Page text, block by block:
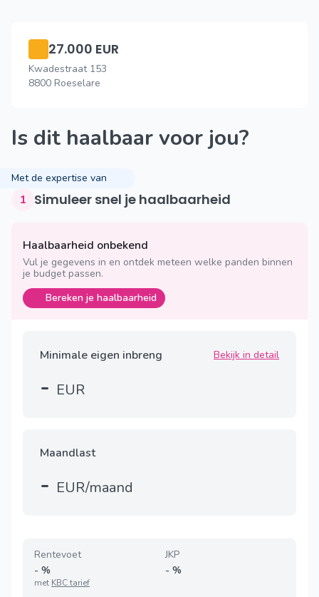
27.000 EUR
Kwadestraat 153
8800 Roeselare
Is dit haalbaar voor jou?
Met de expertise van
1 Simuleer snel je haalbaarheid
Haalbaarheid onbekend
Vul je gegevens in en ontdek meteen welke panden binnen
je budget passen.
Bereken je haalbaarheid
Minimale eigen inbreng Bekijk in detail
- EUR
Maandlast
- EUR/maand
Rentevoet
- %
met KBC tarief
JKP
- %